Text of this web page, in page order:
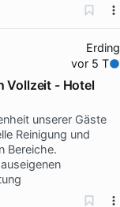
Erding
vor 5 T
Vollzeit - Hotel
unserer Gäste
Reinigung und
Bereiche.